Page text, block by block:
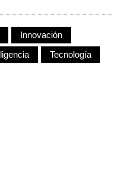
Innovación
Tecnología